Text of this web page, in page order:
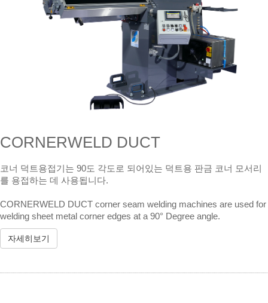
CORNERWELD DUCT
코너 덕트용접기는 90도 각도로 되어있는 덕트용 판금 코너 모서리
를 용접하는 데 사용됩니다.
CORNERWELD DUCT corner seam welding machines are used for
welding sheet metal corner edges at a 90° Degree angle.
자세히보기